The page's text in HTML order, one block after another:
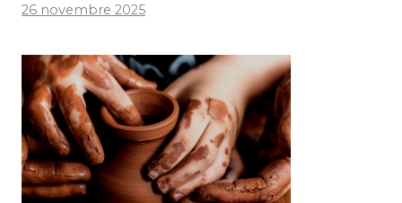
26 novembre 2025